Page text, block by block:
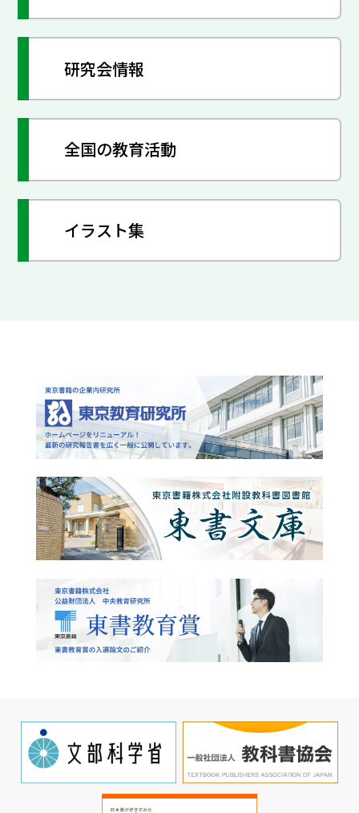
研究会情報
全国の教育活動
イラスト集